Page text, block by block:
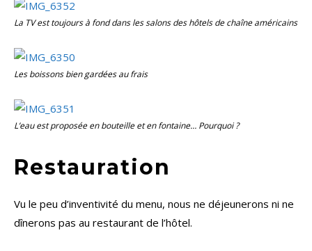
La TV est toujours à fond dans les salons des hôtels de chaîne américains
Les boissons bien gardées au frais
L’eau est proposée en bouteille et en fontaine… Pourquoi ?
Restauration
Vu le peu d’inventivité du menu, nous ne déjeunerons ni ne
dînerons pas au restaurant de l’hôtel.